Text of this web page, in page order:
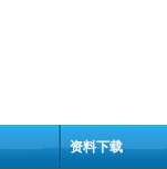
资料下载